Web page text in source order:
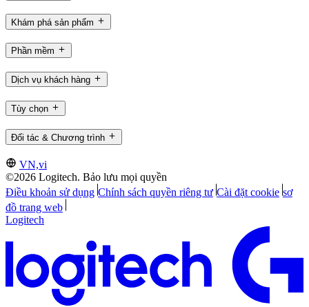
Khám phá sản phẩm
Phần mềm
Dịch vụ khách hàng
Tùy chọn
Đối tác & Chương trình
VN,vi
©2026 Logitech. Bảo lưu mọi quyền
Điều khoản sử dụng Chính sách quyền riêng tư Cài đặt cookie sơ
đồ trang web
Logitech